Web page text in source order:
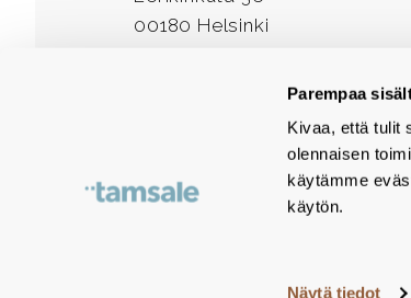
Parempaa
Kivaa, että tulit
olennaisen
käytämme
käytön.
Näytä tiedot
00180 Helsinki
Instagram